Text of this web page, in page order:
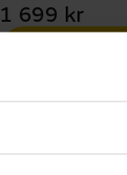
1 699 kr
1 års öppet köp